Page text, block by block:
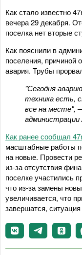
Как стало известно
вечера 29 декабря.
поселка нет вторые
Как пояснили в
поселения, причиной
авария. Трубы
"Сегодня
техника есть,
все на месте",
администрации
Как ранее сообщал
масштабные работы
на новые. Провести
из-за отсутствия
поселке участились
что из-за замены
увеличивается, что
завершатся,